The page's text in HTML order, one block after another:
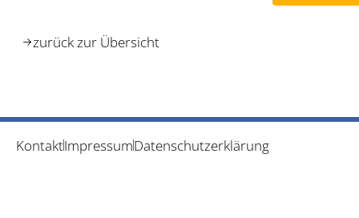
zurück zur Übersicht
KontaktImpressumDatenschutzerklärung